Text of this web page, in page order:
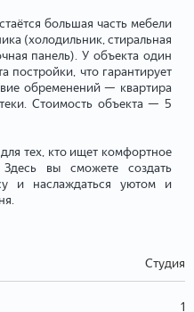
большая часть мебели
(холодильник, стиральная
панель). У объекта один
постройки, что гарантирует
обременений — квартира
Стоимость объекта — 5
тех, кто ищет комфортное
вы сможете создать
и наслаждаться уютом и
Студия
1